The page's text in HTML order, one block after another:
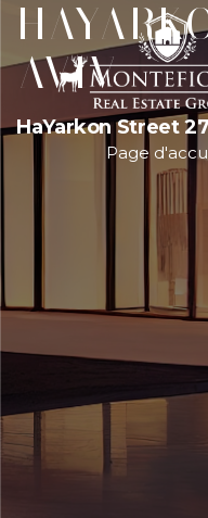
AVIV
HaYarkon Street
Page